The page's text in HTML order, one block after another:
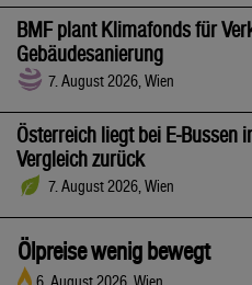
BMF plant Klimafonds für
Gebäudesanierung
7. August 2026, Wien
Österreich liegt bei E-Bussen
Vergleich zurück
7. August 2026, Wien
Ölpreise wenig bewegt